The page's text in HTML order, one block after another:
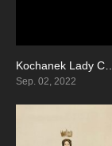
7
Sep. 02, 2022